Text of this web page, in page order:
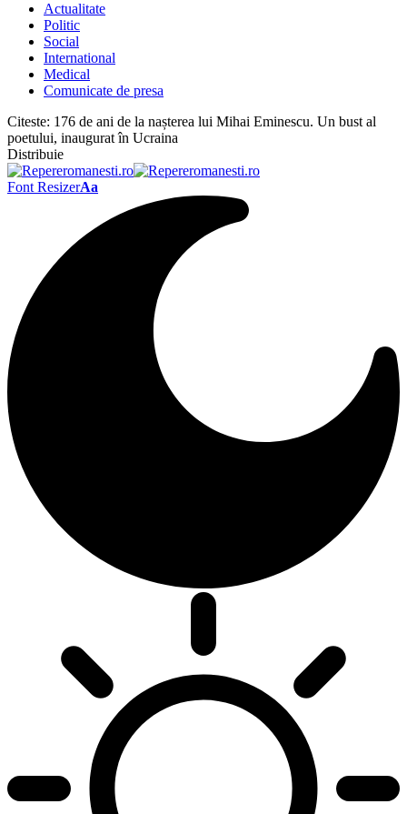
Actualitate
Politic
Social
International
Medical
Comunicate de presa
Citeste: 176 de ani de la nașterea lui Mihai Eminescu. Un bust al
poetului, inaugurat în Ucraina
Distribuie
Font ResizerAa